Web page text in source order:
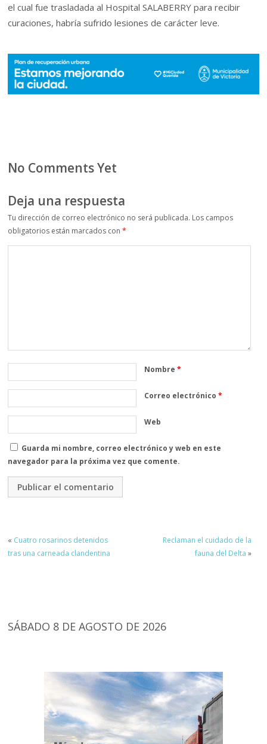
el cual fue trasladada al Hospital SALABERRY para recibir
curaciones, habría sufrido lesiones de carácter leve.
No Comments Yet
Deja una respuesta
Tu dirección de correo electrónico no será publicada. Los campos
obligatorios están marcados con*
Nombre*
Correo electrónico*
Web
Guarda mi nombre, correo electrónico y web en este
navegador para la próxima vez que comente.
« Cuatro rosarinos detenidos
tras una carneada clandentina
Reclaman el cuidado de la
fauna del Delta »
SÁBADO 8 DE AGOSTO DE 2026